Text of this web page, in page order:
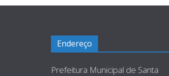
Endereço
Prefeitura Municipal de Santa